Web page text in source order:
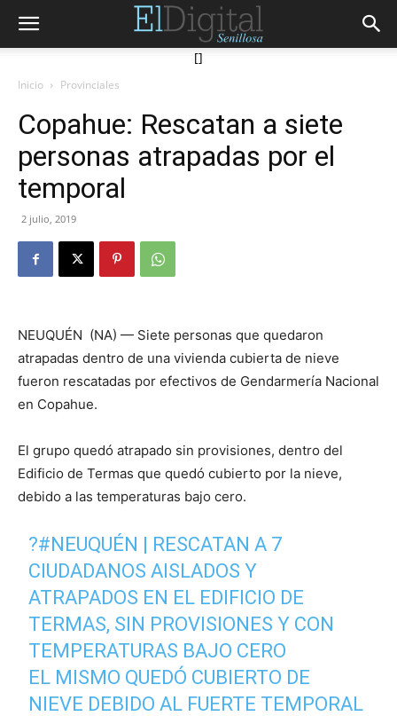
[]
Inicio Provinciales
Copahue: Rescatan a siete
personas atrapadas por el
temporal
2 julio, 2019
NEUQUÉN (NA) — Siete personas que quedaron
atrapadas dentro de una vivienda cubierta de nieve
fueron rescatadas por efectivos de Gendarmería Nacional
en Copahue.
El grupo quedó atrapado sin provisiones, dentro del
Edificio de Termas que quedó cubierto por la nieve,
debido a las temperaturas bajo cero.
?#NEUQUÉN | RESCATAN A 7
CIUDADANOS AISLADOS Y
ATRAPADOS EN EL EDIFICIO DE
TERMAS, SIN PROVISIONES Y CON
TEMPERATURAS BAJO CERO
EL MISMO QUEDÓ CUBIERTO DE
NIEVE DEBIDO AL FUERTE TEMPORAL